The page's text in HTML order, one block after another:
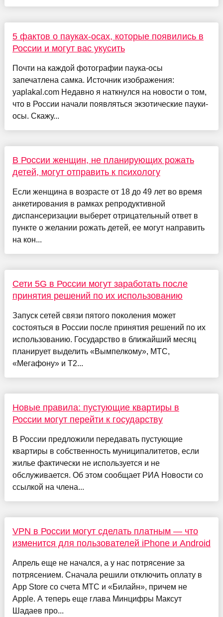
5 фактов о пауках-осах, которые появились в
России и могут вас укусить
Почти на каждой фотографии паука-осы
запечатлена самка. Источник изображения:
yaplakal.com Недавно я наткнулся на новости о том,
что в России начали появляться экзотические пауки-
осы. Скажу...
В России женщин, не планирующих рожать
детей, могут отправить к психологу
Если женщина в возрасте от 18 до 49 лет во время
анкетирования в рамках репродуктивной
диспансеризации выберет отрицательный ответ в
пункте о желании рожать детей, ее могут направить
на кон...
Сети 5G в России могут заработать после
принятия решений по их использованию
Запуск сетей связи пятого поколения может
состояться в России после принятия решений по их
использованию. Государство в ближайший месяц
планирует выделить «Вымпелкому», МТС,
«Мегафону» и T2...
Новые правила: пустующие квартиры в
России могут перейти к государству
В России предложили передавать пустующие
квартиры в собственность муниципалитетов, если
жилье фактически не используется и не
обслуживается. Об этом сообщает РИА Новости со
ссылкой на члена...
VPN в России могут сделать платным — что
изменится для пользователей iPhone и Android
Апрель еще не начался, а у нас потрясение за
потрясением. Сначала решили отключить оплату в
App Store со счета МТС и «Билайн», причем не
Apple. А теперь еще глава Минцифры Максут
Шадаев про...